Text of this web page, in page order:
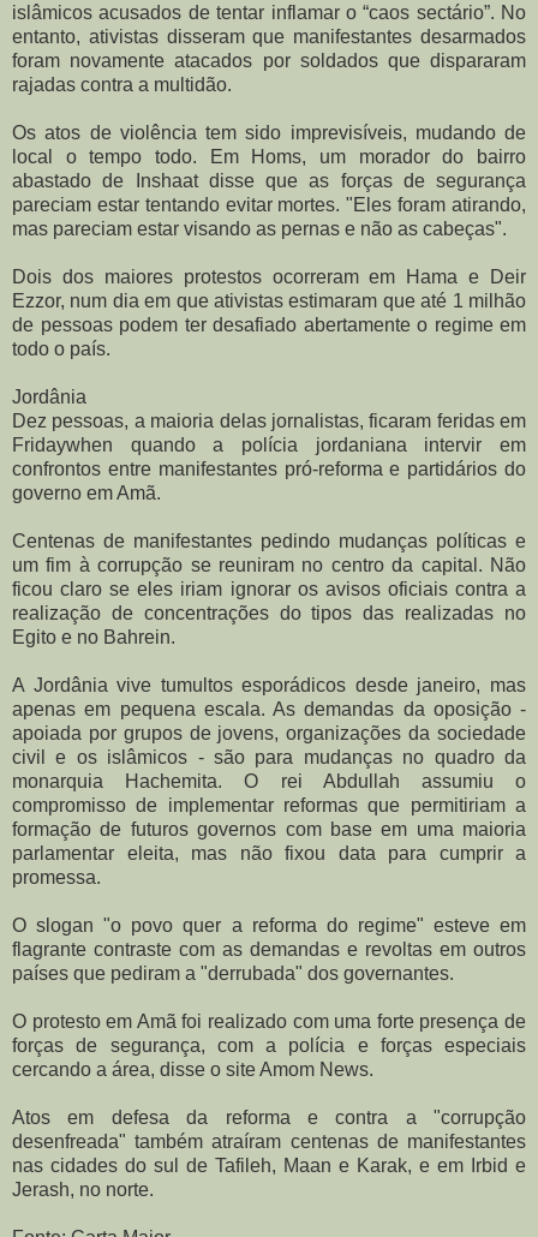
islâmicos acusados de tentar inflamar o “caos sectário”. No
entanto, ativistas disseram que manifestantes desarmados
foram novamente atacados por soldados que dispararam
rajadas contra a multidão.
Os atos de violência tem sido imprevisíveis, mudando de
local o tempo todo. Em Homs, um morador do bairro
abastado de Inshaat disse que as forças de segurança
pareciam estar tentando evitar mortes. "Eles foram atirando,
mas pareciam estar visando as pernas e não as cabeças".
Dois dos maiores protestos ocorreram em Hama e Deir
Ezzor, num dia em que ativistas estimaram que até 1 milhão
de pessoas podem ter desafiado abertamente o regime em
todo o país.
Jordânia
Dez pessoas, a maioria delas jornalistas, ficaram feridas em
Fridaywhen quando a polícia jordaniana intervir em
confrontos entre manifestantes pró-reforma e partidários do
governo em Amã.
Centenas de manifestantes pedindo mudanças políticas e
um fim à corrupção se reuniram no centro da capital. Não
ficou claro se eles iriam ignorar os avisos oficiais contra a
realização de concentrações do tipos das realizadas no
Egito e no Bahrein.
A Jordânia vive tumultos esporádicos desde janeiro, mas
apenas em pequena escala. As demandas da oposição -
apoiada por grupos de jovens, organizações da sociedade
civil e os islâmicos - são para mudanças no quadro da
monarquia Hachemita. O rei Abdullah assumiu o
compromisso de implementar reformas que permitiriam a
formação de futuros governos com base em uma maioria
parlamentar eleita, mas não fixou data para cumprir a
promessa.
O slogan "o povo quer a reforma do regime" esteve em
flagrante contraste com as demandas e revoltas em outros
países que pediram a "derrubada" dos governantes.
O protesto em Amã foi realizado com uma forte presença de
forças de segurança, com a polícia e forças especiais
cercando a área, disse o site Amom News.
Atos em defesa da reforma e contra a "corrupção
desenfreada" também atraíram centenas de manifestantes
nas cidades do sul de Tafileh, Maan e Karak, e em Irbid e
Jerash, no norte.